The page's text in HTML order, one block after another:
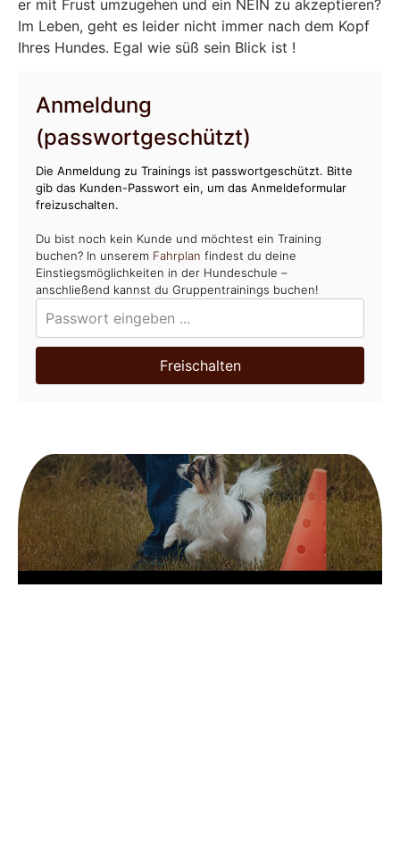
er mit Frust umzugehen und ein NEIN zu akzeptieren?
Im Leben, geht es leider nicht immer nach dem Kopf
Ihres Hundes. Egal wie süß sein Blick ist !
Anmeldung
(passwortgeschützt)
Die Anmeldung zu Trainings ist passwortgeschützt. Bitte
gib das Kunden-Passwort ein, um das Anmeldeformular
freizuschalten.
Du bist noch kein Kunde und möchtest ein Training
buchen? In unserem Fahrplan findest du deine
Einstiegsmöglichkeiten in der Hundeschule –
anschließend kannst du Gruppentrainings buchen!
Freischalten